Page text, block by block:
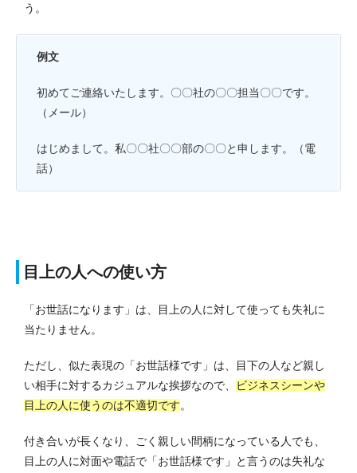
う。
例文
初めてご連絡いたします。〇〇社の〇〇担当〇〇です。
（メール）
はじめまして。私〇〇社〇〇部の〇〇と申します。（電
話）
目上の人への使い方
「お世話になります」は、目上の人に対して使っても失礼に
当たりません。
ただし、似た表現の「お世話様です」は、目下の人など親し
い相手に対するカジュアルな挨拶なので、
ビジネスシーンや
目上の人に使うのは不適切です。
付き合いが長くなり、ごく親しい間柄になっている人でも、
目上の人に対面や電話で「お世話様です」と言うのは失礼な